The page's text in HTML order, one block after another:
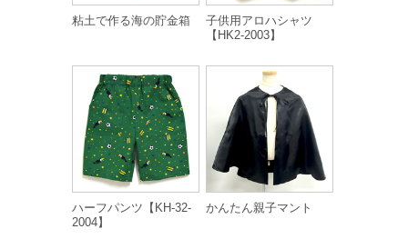
粘土で作る海の貯金箱
子供用アロハシャツ
【HK2-2003】
ハーフパンツ【KH-32-
2004】
かんたん親子マント